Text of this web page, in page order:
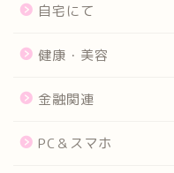
自宅にて
健康・美容
金融関連
PC＆スマホ